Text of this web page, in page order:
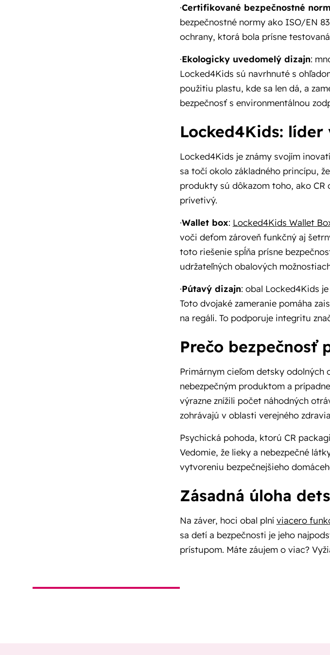
·Certifikované bezpečnostné
bezpečnostné normy ako ISO/EN
ochrany, ktorá bola prísne
·Ekologicky uvedomelý dizajn:
Locked4Kids sú navrhnuté s
použitiu plastu, kde sa len dá, a
bezpečnosť s environmentálnou
Locked4Kids:
Locked4Kids je známy svojím
sa točí okolo základného princípu,
produkty sú dôkazom toho, ako
prívetivý.
·Wallet box: Locked4Kids Wallet
voči deťom zároveň funkčný aj
toto riešenie spĺňa prísne
udržateľných obalových
·Pútavý dizajn: obal Locked4Kids
Toto dvojaké zameranie pomáha
na regáli. To podporuje integritu
Prečo bezpečnosť
Primárnym cieľom detsky odolných
nebezpečným produktom a
výrazne znížili počet náhodných
zohrávajú v oblasti verejného
Psychická pohoda, ktorú CR
Vedomie, že lieky a nebezpečné
vytvoreniu bezpečnejšieho
Zásadná úloha
Na záver, hoci obal plní viacero
sa detí a bezpečnosti je jeho
prístupom. Máte záujem o viac?